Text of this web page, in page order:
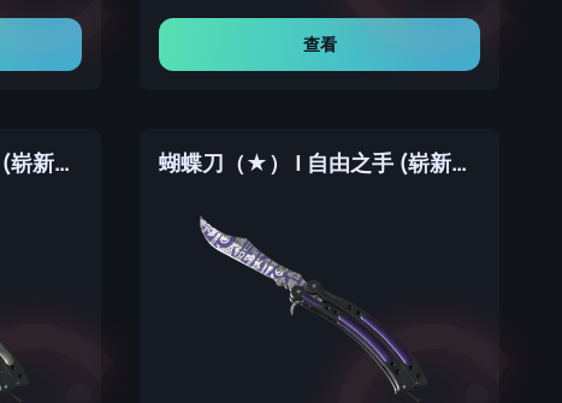
查看
蝴蝶刀（★） | 表面淬火 (崭新出厂) 蝴蝶刀（★） | 自由之手 (崭新出厂)